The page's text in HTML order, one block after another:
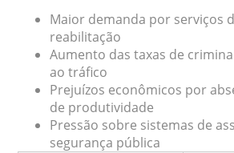
Maior demanda por serviços
reabilitação
Aumento das taxas de
ao tráfico
Prejuízos econômicos por
de produtividade
Pressão sobre sistemas de
segurança pública